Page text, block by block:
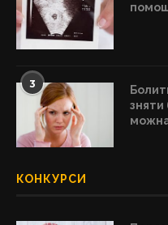
3
зняти
КОНКУРСИ